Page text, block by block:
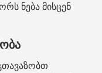
ნება მისცენ